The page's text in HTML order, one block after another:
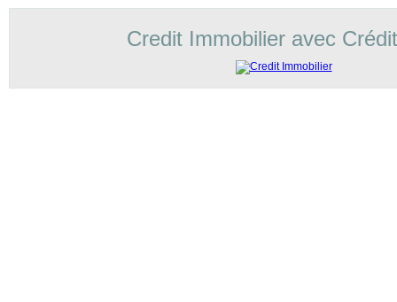
Credit Immobilier avec